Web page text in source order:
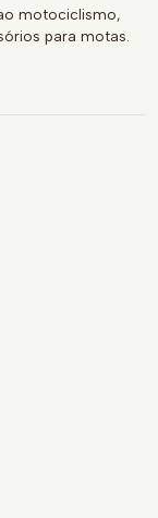
motociclismo,
para motas.